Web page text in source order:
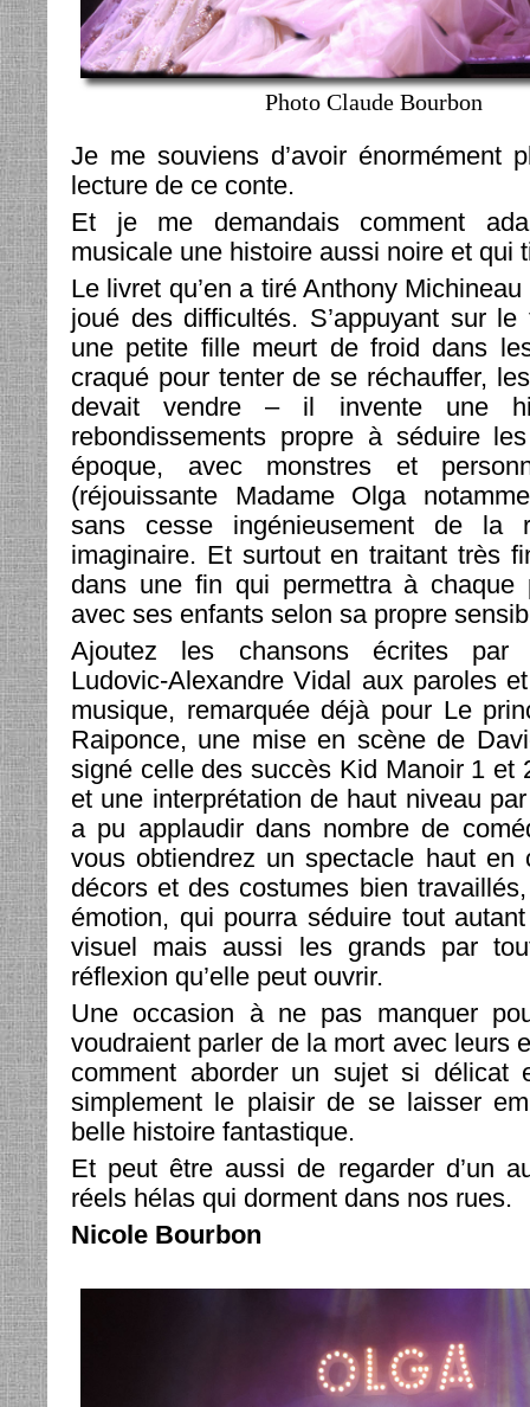
Photo Claude Bourbon
Je me souviens d’avoir énormément
lecture de ce conte.
Et je me demandais comment
musicale une histoire aussi noire et qui
Le livret qu’en a tiré Anthony Michineau
joué des difficultés. S’appuyant sur
une petite fille meurt de froid dans
craqué pour tenter de se réchauffer,
devait vendre – il invente une
rebondissements propre à séduire
époque, avec monstres et
(réjouissante Madame Olga
sans cesse ingénieusement de la
imaginaire. Et surtout en traitant très
dans une fin qui permettra à chaque
avec ses enfants selon sa propre
Ajoutez les chansons écrites par
Ludovic-Alexandre Vidal aux paroles
musique, remarquée déjà pour Le
Raiponce, une mise en scène de
signé celle des succès Kid Manoir 1 et
et une interprétation de haut niveau
a pu applaudir dans nombre de
vous obtiendrez un spectacle haut en
décors et des costumes bien
émotion, qui pourra séduire tout
visuel mais aussi les grands par
réflexion qu’elle peut ouvrir.
Une occasion à ne pas manquer
voudraient parler de la mort avec leurs
comment aborder un sujet si délicat
simplement le plaisir de se laisser
belle histoire fantastique.
Et peut être aussi de regarder d’un
réels hélas qui dorment dans nos rues.
Nicole Bourbon